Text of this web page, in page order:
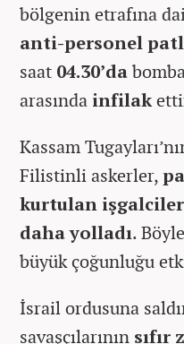
bölgenin etrafına
anti-personel
saat 04.30’da
arasında infilak
Kassam
Filistinli askerler,
kurtulan
daha yolladı.
büyük çoğunluğu
İsrail ordusuna
savaşçılarının sıfır